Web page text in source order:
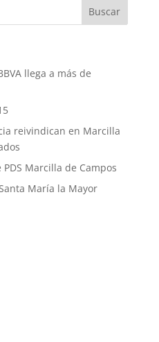
llega a más de
reivindican en Marcilla
Marcilla de Campos
María la Mayor